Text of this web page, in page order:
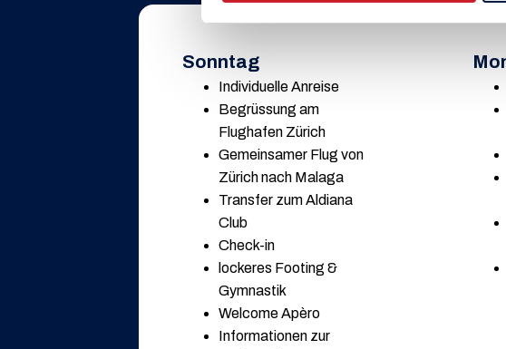
Sonntag
Individuelle Anreise
Begrüssung am
Flughafen Zürich
Gemeinsamer Flug von
Zürich nach Malaga
Transfer zum Aldiana
Club
Check-in
lockeres Footing &
Gymnastik
Welcome Apèro
Informationen zur